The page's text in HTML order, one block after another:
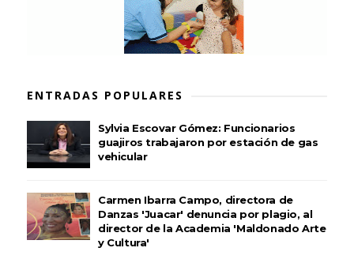
ENTRADAS POPULARES
Sylvia Escovar Gómez: Funcionarios
guajiros trabajaron por estación de gas
vehicular
Carmen Ibarra Campo, directora de
Danzas 'Juacar' denuncia por plagio, al
director de la Academia 'Maldonado Arte
y Cultura'